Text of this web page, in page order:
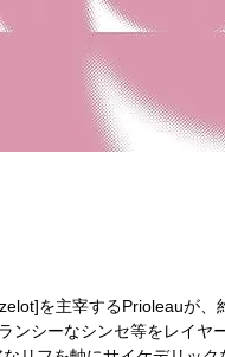
を主宰するPrioleauが
ンシーなシンセ等をレイヤ